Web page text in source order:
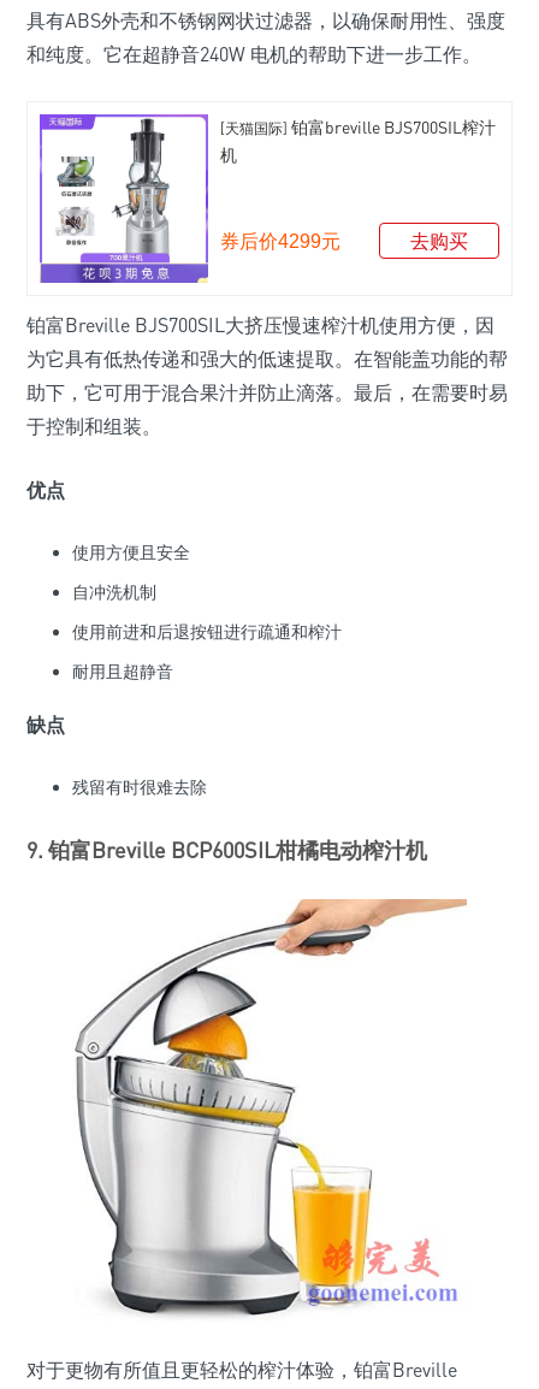
具有ABS外壳和不锈钢网状过滤器，以确保耐用性、强度
和纯度。它在超静音240W 电机的帮助下进一步工作。
[天猫国际] 铂富breville BJS700SIL榨汁
机
券后价4299元 去购买
铂富Breville BJS700SIL大挤压慢速榨汁机使用方便，因
为它具有低热传递和强大的低速提取。在智能盖功能的帮
助下，它可用于混合果汁并防止滴落。最后，在需要时易
于控制和组装。
优点
使用方便且安全
自冲洗机制
使用前进和后退按钮进行疏通和榨汁
耐用且超静音
缺点
残留有时很难去除
9. 铂富Breville BCP600SIL柑橘电动榨汁机
对于更物有所值且更轻松的榨汁体验，铂富Breville